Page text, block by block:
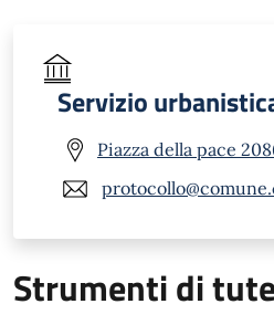
Servizio
Piazza della pace
Strumenti di